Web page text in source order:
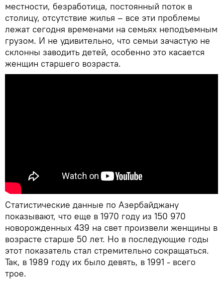
местности, безработица, постоянный поток в
столицу, отсутствие жилья – все эти проблемы
лежат сегодня временами на семьях неподъемным
грузом. И не удивительно, что семьи зачастую не
склонны заводить детей, особенно это касается
женщин старшего возраста.
Статистические данные по Азербайджану
показывают, что еще в 1970 году из 150 970
новорожденных 439 на свет произвели женщины в
возрасте старше 50 лет. Но в последующие годы
этот показатель стал стремительно сокращаться.
Так, в 1989 году их было девять, в 1991 - всего
трое.